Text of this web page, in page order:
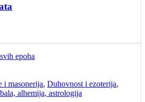
i masonerija, Duhovnost i ezoterija,
alhemija, astrologija